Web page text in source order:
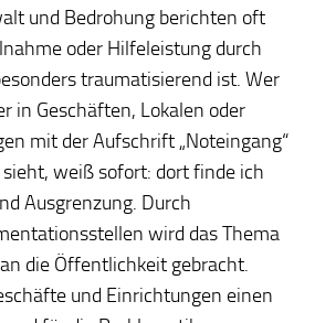
und Bedrohung berichten oft
oder Hilfeleistung durch
traumatisierend ist. Wer
in Geschäften, Lokalen oder
mit der Aufschrift „Noteingang“
weiß sofort: dort finde ich
Ausgrenzung. Durch
wird das Thema
die Öffentlichkeit gebracht.
und Einrichtungen einen